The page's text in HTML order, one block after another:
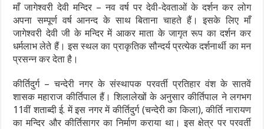
माँ जागेश्वरी देवी मन्दिर – नव वर्ष पर देवी-देवताओं के दर्शन कर लोग
अपना सम्पूर्ण वर्ष आनन्द के साथ बिताना चाहते हैं। इसके लिए माँ
जागेश्वरी देवी जी के मन्दिर में आकर माता के जागृत रूप का दर्शन कर
धर्मलाभ लेते हैं। इस स्थल का प्राकृतिक सौन्दर्य प्रत्येक दर्शनार्थी का मन
प्रसन्न कर देता है।
कीर्तिदुर्ग – चन्देरी नगर के संस्थापक परवर्ती प्रतिहार वंश के सातवें
शासक महाराज कीर्तिपाल हैं। शिलालेखों के अनुसार कीर्तिपाल ने लगभग
11वीं शताब्दी ई. में इस नगर में कीर्तिदुर्ग (चन्देरी का किला), कीर्ति नारायण
का मन्दिर और कीर्तिसागर का निर्माण कराया था। इस क्षेत्र पर परवर्ती